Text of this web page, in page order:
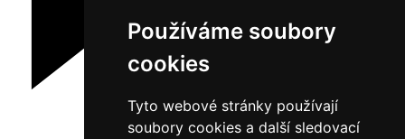
Používáme soubory
cookies
Tyto webové stránky používají
soubory cookies a další sledovací